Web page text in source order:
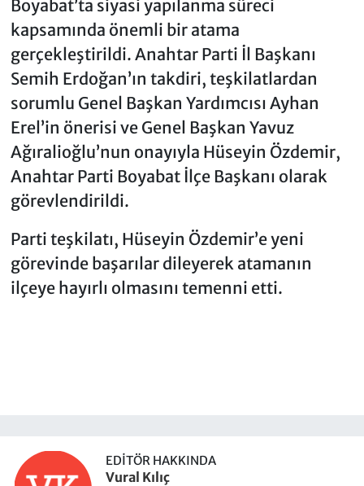
Boyabat’ta siyasi yapılanma süreci
kapsamında önemli bir atama
gerçekleştirildi. Anahtar Parti İl Başkanı
Semih Erdoğan’ın takdiri, teşkilatlardan
sorumlu Genel Başkan Yardımcısı Ayhan
Erel’in önerisi ve Genel Başkan Yavuz
Ağıralioğlu’nun onayıyla Hüseyin Özdemir,
Anahtar Parti Boyabat İlçe Başkanı olarak
görevlendirildi.
Parti teşkilatı, Hüseyin Özdemir’e yeni
görevinde başarılar dileyerek atamanın
ilçeye hayırlı olmasını temenni etti.
EDITÖR HAKKINDA
Vural Kılıç